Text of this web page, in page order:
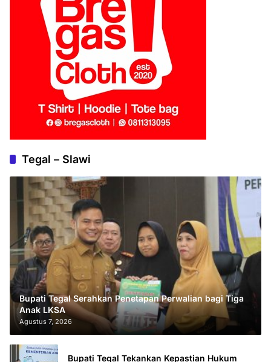
Tegal – Slawi
Bupati Tegal Serahkan Penetapan Perwalian bagi Tiga
Anak LKSA
Agustus 7, 2026
Bupati Tegal Tekankan Kepastian Hukum